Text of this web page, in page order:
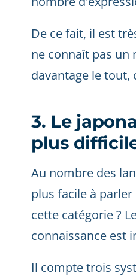
De ce fait, il est
ne connaît pas
davantage le tout,
3. Le
plus
Au nombre des
plus facile à
cette catégorie ?
connaissance est
Il compte trois